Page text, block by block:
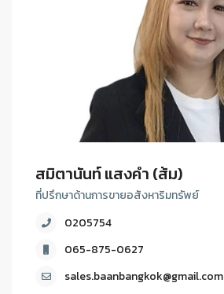
สมิตานันท์ แสงคำ (ส้ม)
ที่ปรึกษาด้านการขายอสังหาริมทรัพย์
0205754
065-875-0627
sales.baanbangkok@gmail.com